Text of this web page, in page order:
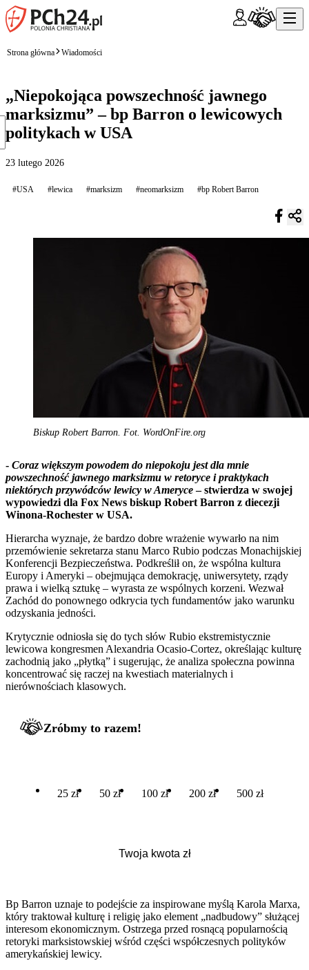
Strona główna Wiadomości
„Niepokojąca powszechność jawnego
marksizmu” – bp Barron o lewicowych
politykach w USA
23 lutego 2026
#USA #lewica #marksizm #neomarksizm #bp Robert Barron
Biskup Robert Barron. Fot. WordOnFire.org
- Coraz większym powodem do niepokoju jest dla mnie
powszechność jawnego marksizmu w retoryce i praktykach
niektórych przywódców lewicy w Ameryce– stwierdza w swojej
wypowiedzi dla Fox News biskup Robert Barron z diecezji
Winona-Rochester w USA.
Hierarcha wyznaje, że bardzo dobre wrażenie wywarło na nim
przemówienie sekretarza stanu Marco Rubio podczas Monachijskiej
Konferencji Bezpieczeństwa. Podkreślił on, że wspólna kultura
Europy i Ameryki – obejmująca demokrację, uniwersytety, rządy
prawa i wielką sztukę – wyrasta ze wspólnych korzeni. Wezwał
Zachód do ponownego odkrycia tych fundamentów jako warunku
odzyskania jedności.
Krytycznie odniosła się do tych słów Rubio ekstremistycznie
lewicowa kongresmen Alexandria Ocasio-Cortez, określając kulturę
zachodnią jako „płytką” i sugerując, że analiza społeczna powinna
koncentrować się raczej na kwestiach materialnych i
nierównościach klasowych.
Zróbmy to razem!
25 zł 50 zł 100 zł 200 zł 500 zł
Bp Barron uznaje to podejście za inspirowane myślą Karola Marxa,
który traktował kulturę i religię jako element „nadbudowy” służącej
interesom ekonomicznym. Ostrzega przed rosnącą popularnością
retoryki marksistowskiej wśród części współczesnych polityków
amerykańskiej lewicy.